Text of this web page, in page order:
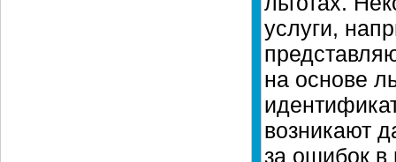
услуги,
на основе
возникают
за ошибок